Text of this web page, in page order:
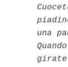
una